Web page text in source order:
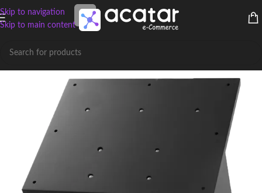
Skip to navigation
Skip to main content